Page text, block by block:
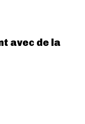
avec de la